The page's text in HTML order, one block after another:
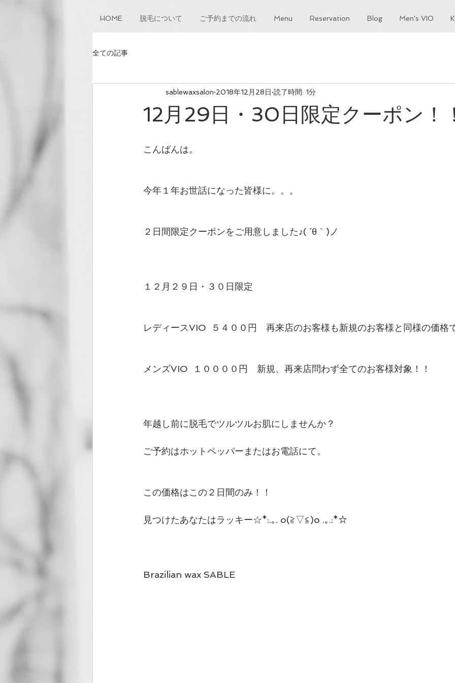
HOME 脱毛について ご予約までの流れ Menu Reservation Blog Men's VIO
全ての記事
12月29日・30日限定クーポン！
sablewaxsalon 2018年12月28日 読了時間: 1分
こんばんは。
今年１年お世話になった皆様に。。。
２日間限定クーポンをご用意しました♪( ´θ｀)ノ
１２月２９日・３０日限定
レディースVIO  ５４００円　再来店のお客様も新規のお客様と同様の価格
メンズVIO  １００００円　新規、再来店問わず全てのお客様対象！！
年越し前に脱毛でツルツルお肌にしませんか？
ご予約はホットペッパーまたはお電話にて。
この価格はこの２日間のみ！！
見つけたあなたはラッキー☆*:.｡. o(≧▽≦)o .｡.:*☆
Brazilian wax SABLE